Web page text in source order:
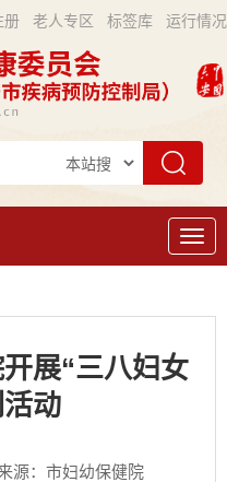
册 老人专区 标签库 运行情况
导
展“三八妇女
动
源：市妇幼保健院